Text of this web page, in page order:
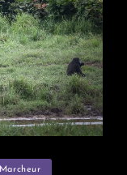
Marcheur